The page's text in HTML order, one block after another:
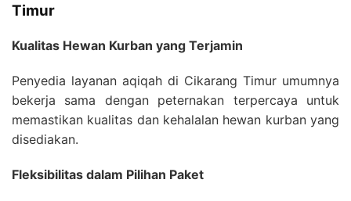
Timur
Kualitas Hewan Kurban yang Terjamin
Penyedia layanan aqiqah di Cikarang Timur umumnya
bekerja sama dengan peternakan terpercaya untuk
memastikan kualitas dan kehalalan hewan kurban yang
disediakan.
Fleksibilitas dalam Pilihan Paket